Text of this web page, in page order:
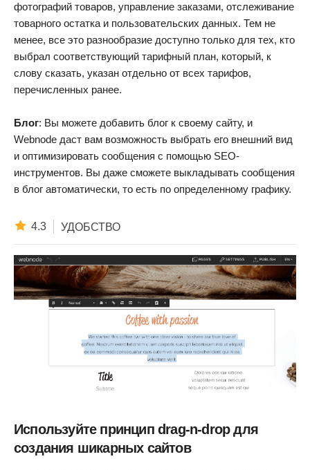
фотографий товаров, управление заказами, отслеживание
товарного остатка и пользовательских данных. Тем не
менее, все это разнообразие доступно только для тех, кто
выбрал соответствующий тарифный план, который, к
слову сказать, указан отдельно от всех тарифов,
перечисленных ранее.
Блог: Вы можете добавить блог к своему сайту, и
Webnode даст вам возможность выбрать его внешний вид
и оптимизировать сообщения с помощью SEO-
инструментов. Вы даже сможете выкладывать сообщения
в блог автоматически, то есть по определенному графику.
4.3 УДОБСТВО
Используйте принцип drag-n-drop для
создания шикарных сайтов